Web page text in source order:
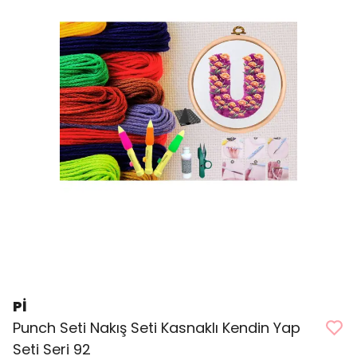
Pİ
Punch Seti Nakış Seti Kasnaklı Kendin Yap
Seti Seri 92